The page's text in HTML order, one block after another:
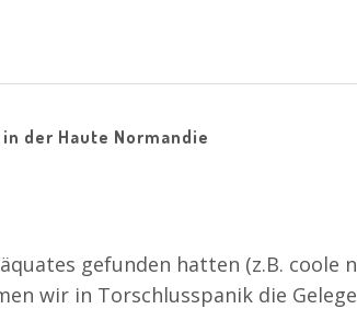
der Haute Normandie
gefunden hatten (z.B.
wir in Torschlusspanik die